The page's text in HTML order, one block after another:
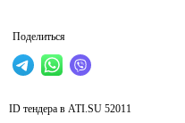
Поделиться
ID тендера в ATI.SU 52011